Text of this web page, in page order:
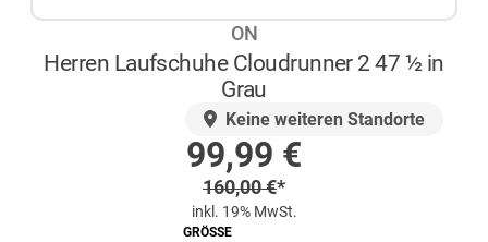
ON
Herren Laufschuhe Cloudrunner 2 47 ½ in
Grau
Keine weiteren Standorte
Sonderpreis
99,99 €
Regulärer Preis
160,00€*
inkl. 19% MwSt.
GRÖSSE